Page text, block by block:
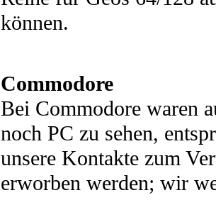
können.
Commodore
Bei Commodore waren
noch PC zu sehen,
unsere Kontakte zum
erworben werden; wir